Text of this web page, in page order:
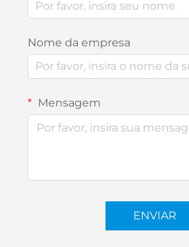
Nome da empresa
Mensagem
ENVIAR